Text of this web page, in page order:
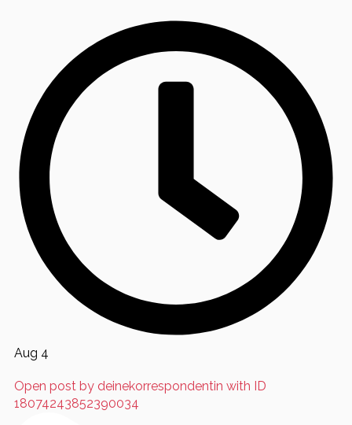
Aug 4
Open post by deinekorrespondentin with ID
18074243852390034